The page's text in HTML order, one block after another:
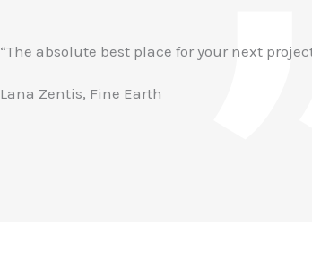
“The absolute best place for your next
Lana Zentis, Fine Earth